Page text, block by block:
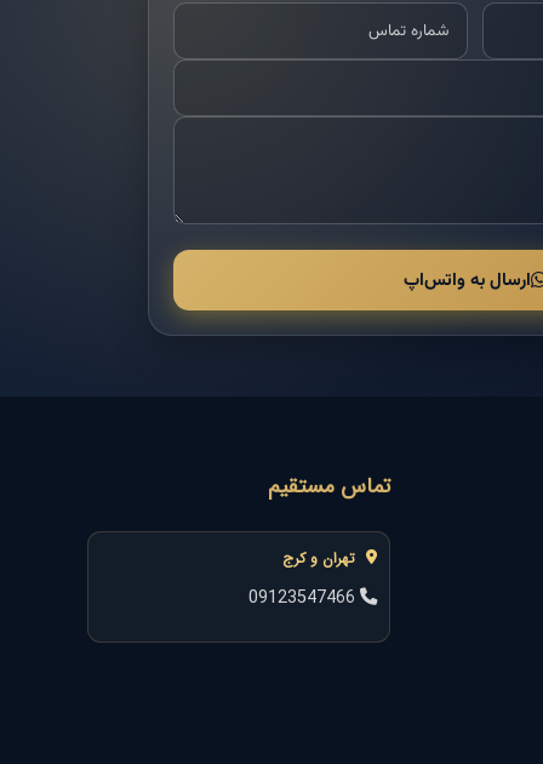
ارسال به واتس‌اپ
تماس مستقیم
تهران و کرج